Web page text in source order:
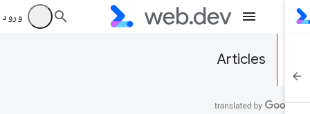
ورود به
Articles